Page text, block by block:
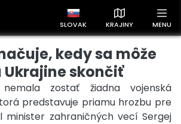
SLOVAK KRAJINY MENU
podľa krajín
podľa krajín a získajte rýchly
kedy sa môže
skončiť
zostať žiadna vojenská
predstavuje priamu hrozbu pre
minister zahraničných vecí Sergej